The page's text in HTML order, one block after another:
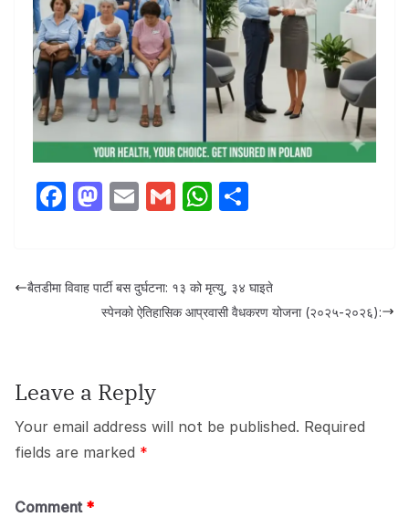
F
e
k
M
o
d
E
G
W
s
A
e
बैतडीमा विवाह पार्टी बस दुर्घटना: १३ को मृत्यु, ३४ घाइते
स्पेनको ऐतिहासिक आप्रवासी वैधकरण योजना (२०२५-२०२६):
Leave a Reply
Your email address will not be published. Required
fields are marked *
Comment *